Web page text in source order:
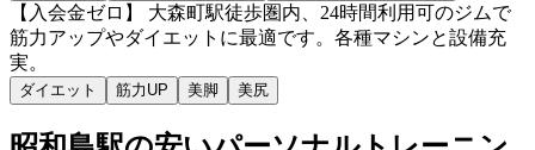
【入会金ゼロ】 大森町駅徒歩圏内、24時間利用可のジムで
筋力アップやダイエットに最適です。各種マシンと設備充
実。
ダイエット 筋力UP 美脚 美尻